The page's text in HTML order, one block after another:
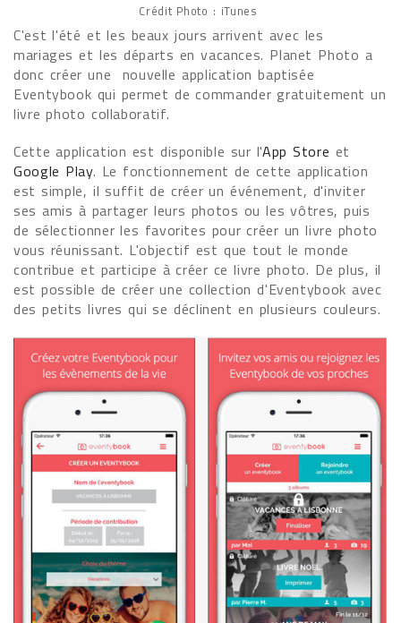
Crédit Photo : iTunes
C'est l'été et les beaux jours arrivent avec les
mariages et les départs en vacances. Planet Photo a
donc créer une nouvelle application baptisée
Eventybook qui permet de commander gratuitement un
livre photo collaboratif.
Cette application est disponible sur l'App Store et
Google Play. Le fonctionnement de cette application
est simple, il suffit de créer un événement, d'inviter
ses amis à partager leurs photos ou les vôtres, puis
de sélectionner les favorites pour créer un livre photo
vous réunissant. L'objectif est que tout le monde
contribue et participe à créer ce livre photo. De plus, il
est possible de créer une collection d'Eventybook avec
des petits livres qui se déclinent en plusieurs couleurs.